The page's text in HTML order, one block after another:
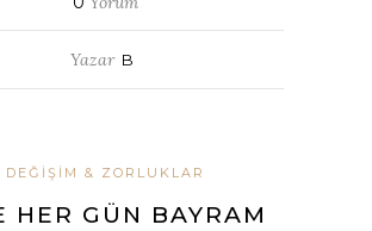
Yazar B
DEĞIŞIM & ZORLUKLAR
HER GÜN BAYRAM